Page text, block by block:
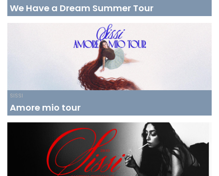
We Have a Dream Summer Tour
SISSI
Amore mio tour